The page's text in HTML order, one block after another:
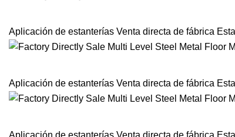
Aplicación de estanterías Venta directa de fábrica
Aplicación de estanterías Venta directa de fábrica
Aplicación de estanterías Venta directa de fábrica